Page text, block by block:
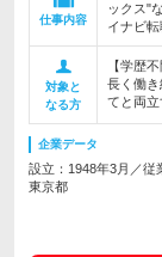
仕事内容
ックス"
イナビ
対象と
なる方
【学歴
長く働
てと両立
企業データ
設立：1948年3月／従
東京都